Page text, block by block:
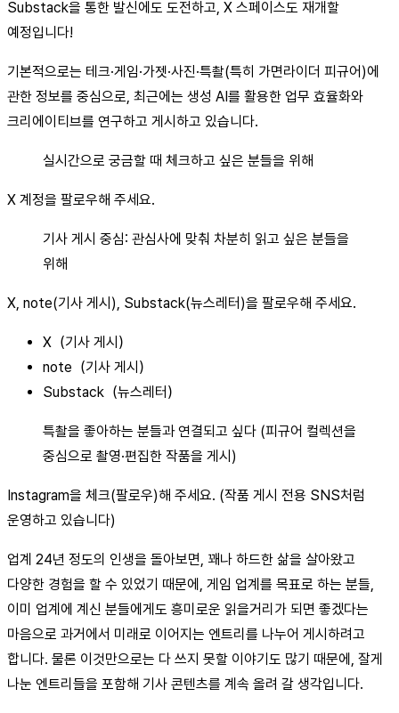
Substack을 통한 발신에도 도전하고, X 스페이스도 재개할
예정입니다!
기본적으로는 테크·게임·가젯·사진·특촬(특히 가면라이더 피규어)에
관한 정보를 중심으로, 최근에는 생성 AI를 활용한 업무 효율화와
크리에이티브를 연구하고 게시하고 있습니다.
실시간으로 궁금할 때 체크하고 싶은 분들을 위해
X 계정을 팔로우해 주세요.
기사 게시 중심: 관심사에 맞춰 차분히 읽고 싶은 분들을
위해
X, note(기사 게시), Substack(뉴스레터)을 팔로우해 주세요.
X（기사 게시）
note（기사 게시）
Substack（뉴스레터）
특촬을 좋아하는 분들과 연결되고 싶다 (피규어 컬렉션을
중심으로 촬영·편집한 작품을 게시)
Instagram을 체크(팔로우)해 주세요. (작품 게시 전용 SNS처럼
운영하고 있습니다)
업계 24년 정도의 인생을 돌아보면, 꽤나 하드한 삶을 살아왔고
다양한 경험을 할 수 있었기 때문에, 게임 업계를 목표로 하는 분들,
이미 업계에 계신 분들에게도 흥미로운 읽을거리가 되면 좋겠다는
마음으로 과거에서 미래로 이어지는 엔트리를 나누어 게시하려고
합니다. 물론 이것만으로는 다 쓰지 못할 이야기도 많기 때문에, 잘게
나눈 엔트리들을 포함해 기사 콘텐츠를 계속 올려 갈 생각입니다.